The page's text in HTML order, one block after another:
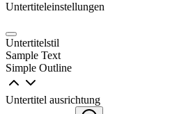
Untertiteleinstellungen
Untertitelstil
Sample Text
Simple Outline
Untertitel ausrichtung